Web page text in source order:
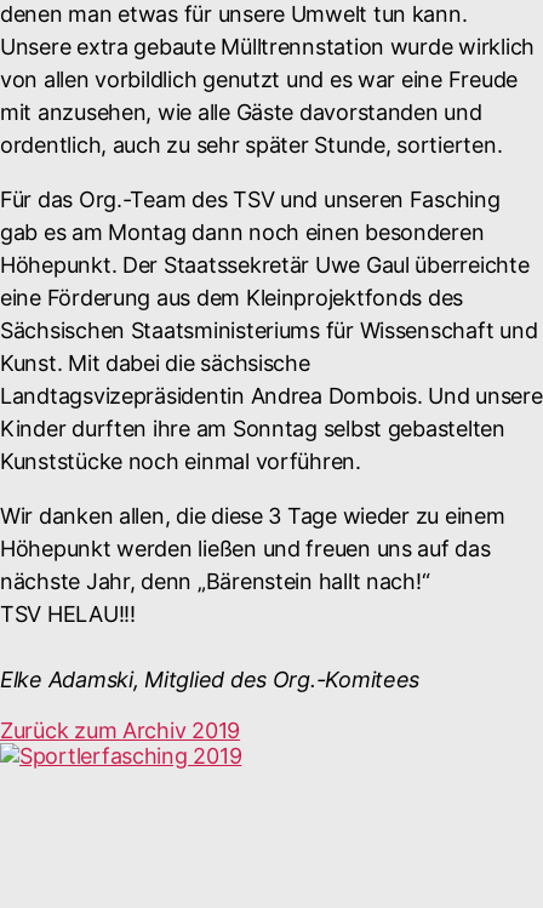
denen man etwas für unsere Umwelt tun kann.
Unsere extra gebaute Mülltrennstation wurde wirklich
von allen vorbildlich genutzt und es war eine Freude
mit anzusehen, wie alle Gäste davorstanden und
ordentlich, auch zu sehr später Stunde, sortierten.
Für das Org.-Team des TSV und unseren Fasching
gab es am Montag dann noch einen besonderen
Höhepunkt. Der Staatssekretär Uwe Gaul überreichte
eine Förderung aus dem Kleinprojektfonds des
Sächsischen Staatsministeriums für Wissenschaft und
Kunst. Mit dabei die sächsische
Landtagsvizepräsidentin Andrea Dombois. Und unsere
Kinder durften ihre am Sonntag selbst gebastelten
Kunststücke noch einmal vorführen.
Wir danken allen, die diese 3 Tage wieder zu einem
Höhepunkt werden ließen und freuen uns auf das
nächste Jahr, denn „Bärenstein hallt nach!“
TSV HELAU!!!
Elke Adamski, Mitglied des Org.-Komitees
Zurück zum Archiv 2019